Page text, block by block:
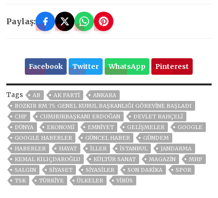
Paylaş:
Facebook Twitter WhatsApp Pinterest
Tags AB AK PARTİ
ANKARA
BOZKIR BM 75. GENEL KURUL BAŞKANLIĞI GÖREVINE BAŞLADI
CHP
CUMHURBAŞKANI ERDOĞAN
DEVLET BAHÇELİ
DÜNYA
EKONOMİ EMNİYET GELIŞMELER
GOOGLE
GOOGLE HABERLER
GÜNCEL HABER
GÜNDEM
HABERLER
HAYAT İLLER ISTANBUL
JANDARMA
KEMAL KILIÇDAROĞLU
KÜLTÜR SANAT MAGAZİN
MHP
SALGIN
SİYASET SİYASİLER SON DAKIKA
SPOR
TSK
TÜRKİYE ÜLKELER VIRÜS